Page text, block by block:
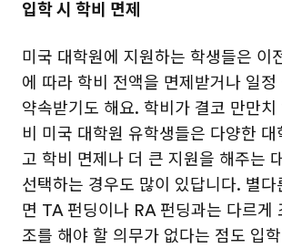
입학 시 학비 면제
미국 대학원에 지원하는 학생들은 이
에 따라 학비 전액을 면제받거나 일정
약속받기도 해요. 학비가 결코 만만치
비 미국 대학원 유학생들은 다양한 대
고 학비 면제나 더 큰 지원을 해주는
선택하는 경우도 많이 있답니다. 별
면 TA 펀딩이나 RA 펀딩과는 다르게
조를 해야 할 의무가 없다는 점도 입학